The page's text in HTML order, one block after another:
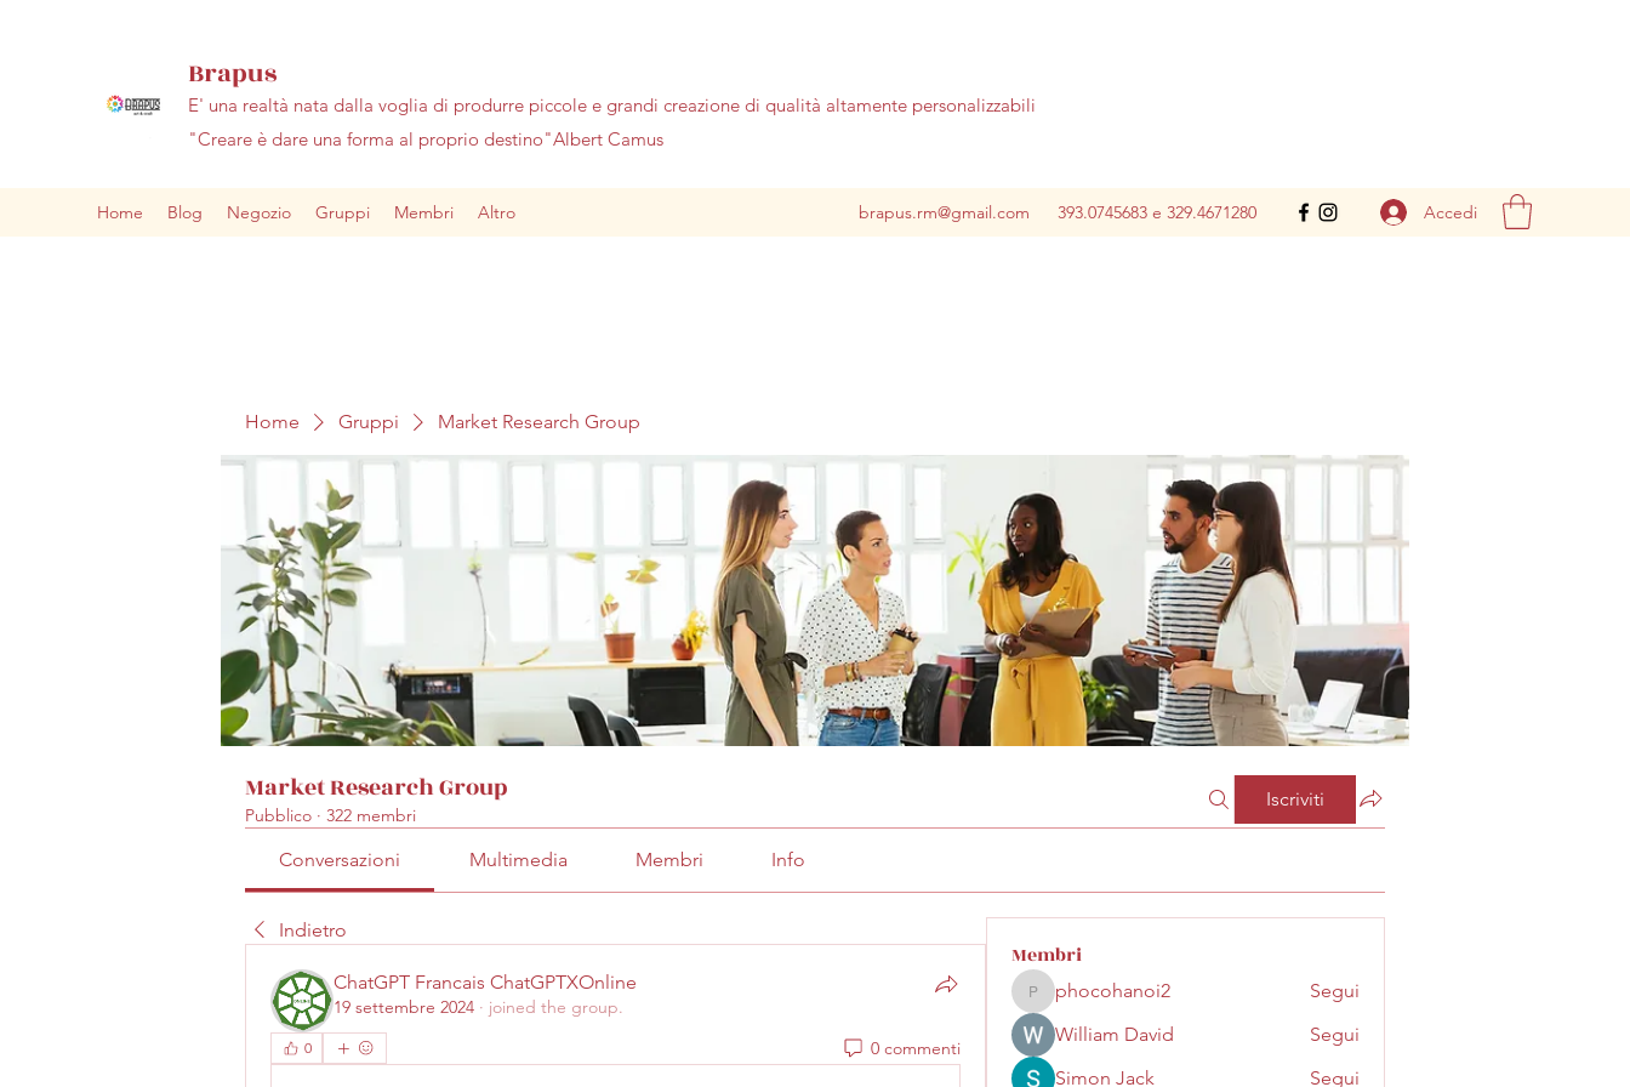
Brapus
E' una realtà nata dalla voglia di produrre piccole e grandi creazione di qualità altamente personalizzabili
"Creare è dare una forma al proprio destino"Albert Camus
Home Blog Negozio Gruppi Membri Altro brapus.rm@gmail.com 393.0745683 e 329.4671280 Accedi
Home Gruppi Market Research Group
Market Research Group
Pubblico · 322 membri
Iscriviti
Conversazioni Multimedia Membri Info
Indietro
ChatGPT Francais ChatGPTXOnline
19 settembre 2024 · joined the group.
0 0 commenti
Membri
phocohanoi2
phocohanoi2
Segui
William David
Segui
Simon Jack
Segui